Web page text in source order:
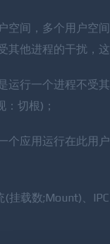
空间，多个用户空
其他进程的干扰，
运行一个进程不受
切根)；
个应用运行在此用
载数;Mount)、